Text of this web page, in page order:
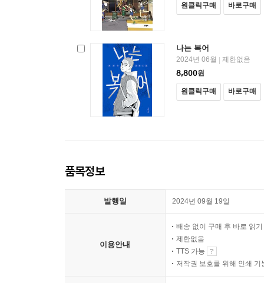
원클릭구매 바로구매
나는 복어
2024년 06월
제한없음
8,800원
원클릭구매 바로구매
품목정보
발행일 2024년 09월 19일
이용안내
배송 없이 구매 후 바로 읽기
제한없음
TTS 가능
저작권 보호를 위해 인쇄 기